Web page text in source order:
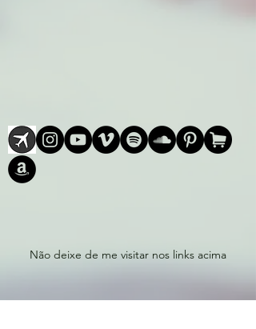
Não deixe de me visitar nos links acima